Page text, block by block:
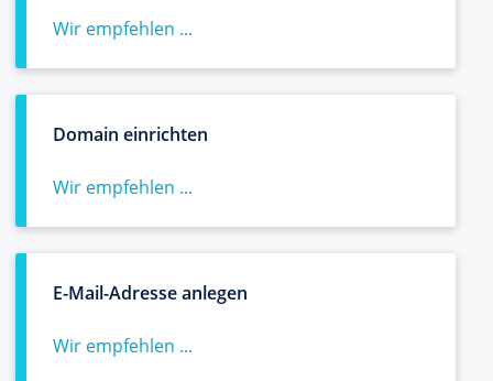
Wir empfehlen ...
Domain einrichten
Wir empfehlen ...
E-Mail-Adresse anlegen
Wir empfehlen ...